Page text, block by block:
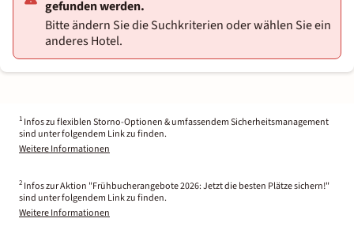
gefunden werden.
Bitte ändern Sie die Suchkriterien oder wählen Sie ein
anderes Hotel.
1 Infos zu flexiblen Storno-Optionen & umfassendem Sicherheitsmanagement
sind unter folgendem Link zu finden.
Weitere Informationen
2 Infos zur Aktion "Frühbucherangebote 2026: Jetzt die besten Plätze sichern!"
sind unter folgendem Link zu finden.
Weitere Informationen